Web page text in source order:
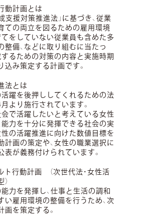
動計画とは
支援対策推進法」に基づき、従業
ての両立を図るための雇用環境
てをしていない従業員も含めた多
整備、などに取り組むに当たっ
するための対策の内容と実施時期
込み策定する計画です。
法とは
躍を後押ししてくれるための法
より施行されています。
会で活躍したいと考えている女性
能力を十分に発揮できる社会の実
性の活躍推進に向けた数値目標を
計画の策定や、女性の職業選択に
表が義務付けられています。
ト行動計画 （次世代法・女性活
力を発揮し、仕事と生活の調和
い雇用環境の整備を行うため、次
画を策定する。